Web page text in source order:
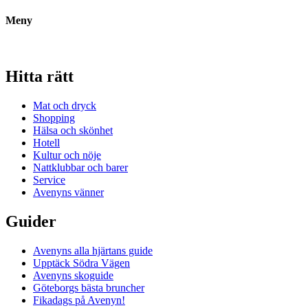
Meny
Hitta rätt
Mat och dryck
Shopping
Hälsa och skönhet
Hotell
Kultur och nöje
Nattklubbar och barer
Service
Avenyns vänner
Guider
Avenyns alla hjärtans guide
Upptäck Södra Vägen
Avenyns skoguide
Göteborgs bästa bruncher
Fikadags på Avenyn!